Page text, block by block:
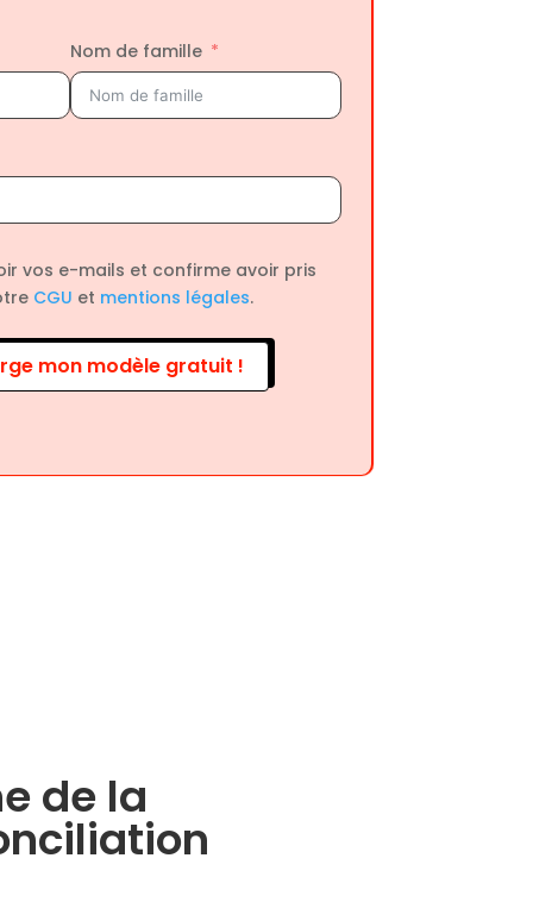
Nom de famille
vos e-mails et confirme avoir pris
CGU et mentions légales.
mon modèle gratuit !
de la